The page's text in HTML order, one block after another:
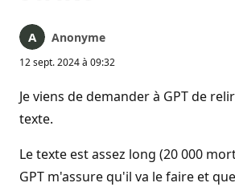
Anonyme
12 sept. 2024 à 09:32
Je viens de demander à GPT de
texte.
Le texte est assez long (20 000
GPT m'assure qu'il va le faire et